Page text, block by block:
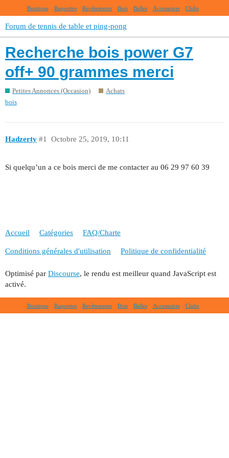
Boutique Raquettes Revêtements Bois Balles Accessoires Clubs
Forum de tennis de table et ping-pong
Recherche bois power G7
off+ 90 grammes merci
Petites Annonces (Occasion)
Achats
bois
Hadzerty Octobre 25, 2019, 10:11
#1
Si quelqu’un a ce bois merci de me contacter au 06 29 97 60 39
Accueil Catégories FAQ/Charte
Conditions générales d'utilisation Politique de confidentialité
Optimisé par Discourse, le rendu est meilleur quand JavaScript est
activé.
Boutique Raquettes Revêtements Bois Balles Accessoires Clubs